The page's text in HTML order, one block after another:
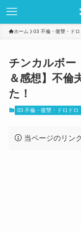
ホーム 03 不倫・復讐・ドロ
チンカルボー
＆感想】不倫
た！
03 不倫・復讐・ドロドロ
当ページのリン